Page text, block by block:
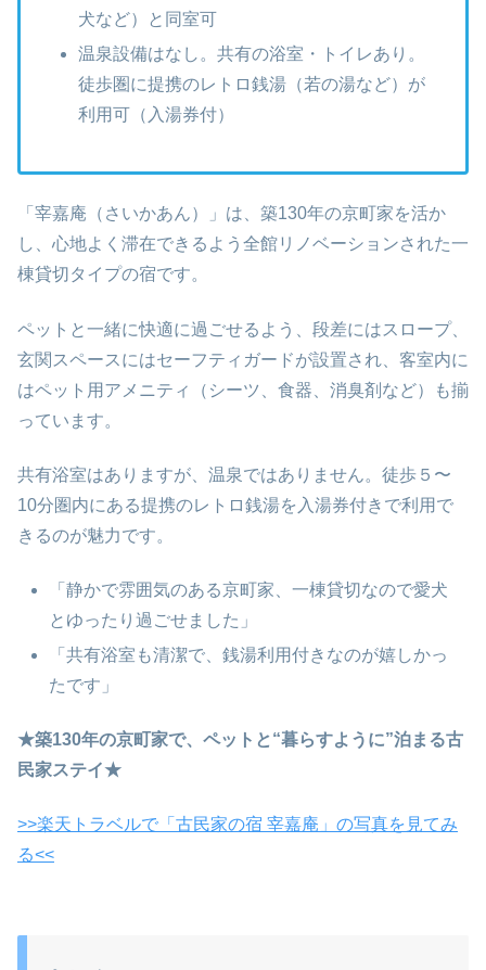
犬など）と同室可
温泉設備はなし。共有の浴室・トイレあり。
徒歩圏に提携のレトロ銭湯（若の湯など）が
利用可（入湯券付）
「宰嘉庵（さいかあん）」は、築130年の京町家を活か
し、心地よく滞在できるよう全館リノベーションされた一
棟貸切タイプの宿です。
ペットと一緒に快適に過ごせるよう、段差にはスロープ、
玄関スペースにはセーフティガードが設置され、客室内に
はペット用アメニティ（シーツ、食器、消臭剤など）も揃
っています。
共有浴室はありますが、温泉ではありません。徒歩５〜
10分圏内にある提携のレトロ銭湯を入湯券付きで利用で
きるのが魅力です。
「静かで雰囲気のある京町家、一棟貸切なので愛犬
とゆったり過ごせました」
「共有浴室も清潔で、銭湯利用付きなのが嬉しかっ
たです」
★築130年の京町家で、ペットと“暮らすように”泊まる古
民家ステイ★
>>楽天トラベルで「古民家の宿 宰嘉庵」の写真を見てみ
る<<